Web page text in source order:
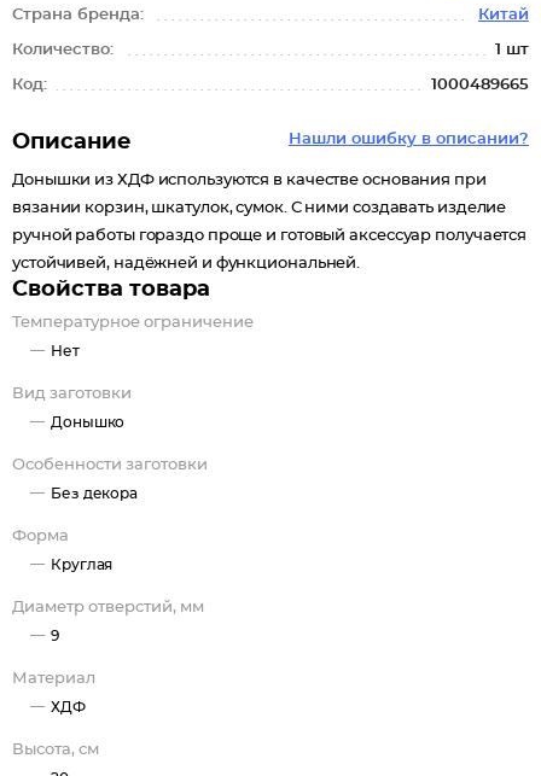
Страна бренда: Китай
Количество: 1 шт
Код: 1000489665
Нашли ошибку в описании?
Описание
Донышки из ХДФ используются в качестве основания при
вязании корзин, шкатулок, сумок. С ними создавать изделие
ручной работы гораздо проще и готовый аксессуар получается
устойчивей, надёжней и функциональней.
Свойства товара
Температурное ограничение
Нет
Вид заготовки
Донышко
Особенности заготовки
Без декора
Форма
Круглая
Диаметр отверстий, мм
9
Материал
ХДФ
Высота, см